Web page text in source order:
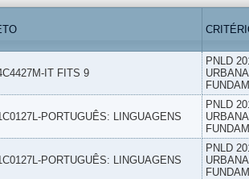
IT FITS 9
PNLD
PORTUGUÊS: LINGUAGENS
PNLD
PORTUGUÊS: LINGUAGENS
PNLD